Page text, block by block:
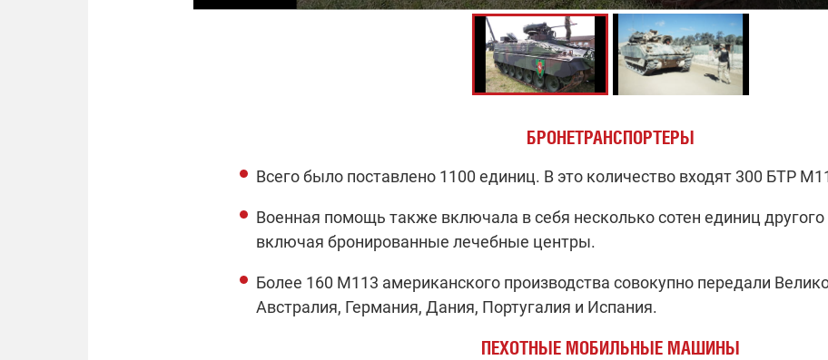
БРОНЕТРАНСПОРТЕРЫ
Всего было поставлено 1100 единиц. В это количество входят 300 БТР
Военная помощь также включала в себя несколько сотен единиц другого
включая бронированные лечебные центры.
Более 160 M113 американского производства совокупно передали
Австралия, Германия, Дания, Португалия и Испания.
ПЕХОТНЫЕ МОБИЛЬНЫЕ МАШИНЫ